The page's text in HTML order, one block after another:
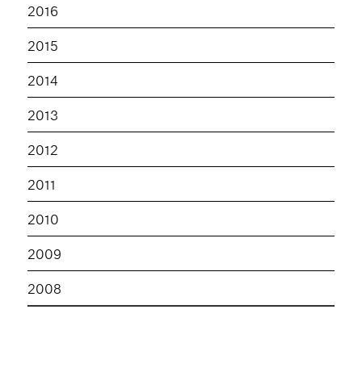
2016
2015
2014
2013
2012
2011
2010
2009
2008